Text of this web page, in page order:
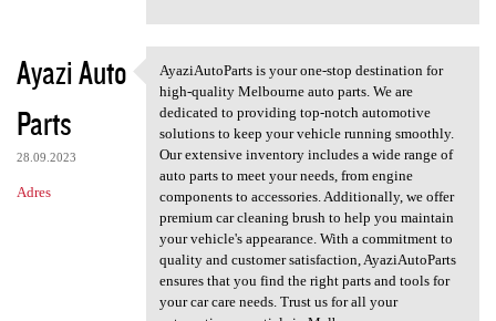
Ayazi Auto
Parts
28.09.2023
Adres
AyaziAutoParts is your one
AyaziAutoParts is your one-stop destination for
high-quality Melbourne auto parts. We are
dedicated to providing top-notch automotive
solutions to keep your vehicle running smoothly.
Our extensive inventory includes a wide range of
auto parts to meet your needs, from engine
components to accessories. Additionally, we offer
premium car cleaning brush to help you maintain
your vehicle's appearance. With a commitment to
quality and customer satisfaction, AyaziAutoParts
ensures that you find the right parts and tools for
your car care needs. Trust us for all your